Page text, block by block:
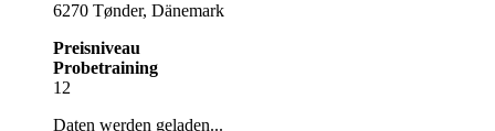
6270 Tønder, Dänemark
Preisniveau
Probetraining
12
Daten werden geladen...